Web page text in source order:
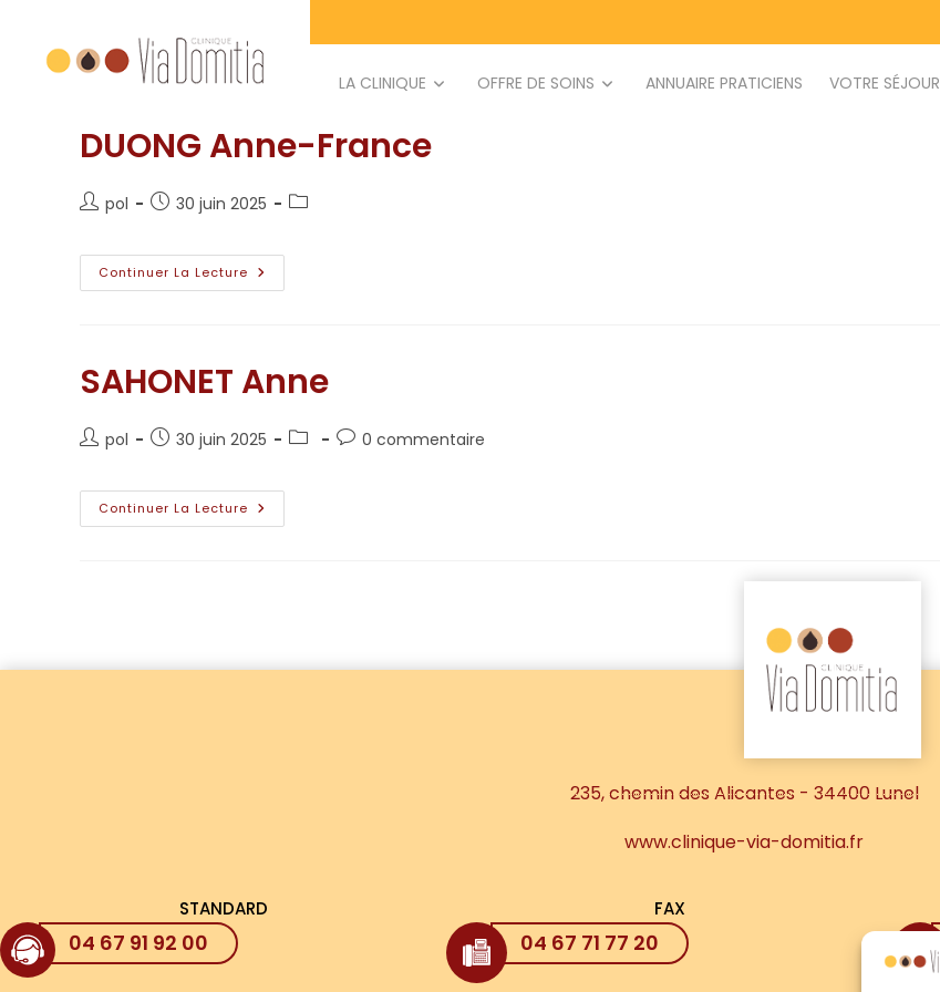
LA CLINIQUE OFFRE DE SOINS ANNUAIRE PRATICIENS VOTRE SÉJOUR
DUONG Anne-France
pol 30 juin 2025
Continuer La Lecture
SAHONET Anne
pol 30 juin 2025 0 commentaire
Continuer La Lecture
235, chemin des Alicantes - 34400 Lunel
www.clinique-via-domitia.fr
STANDARD
04 67 91 92 00
FAX
04 67 71 77 20